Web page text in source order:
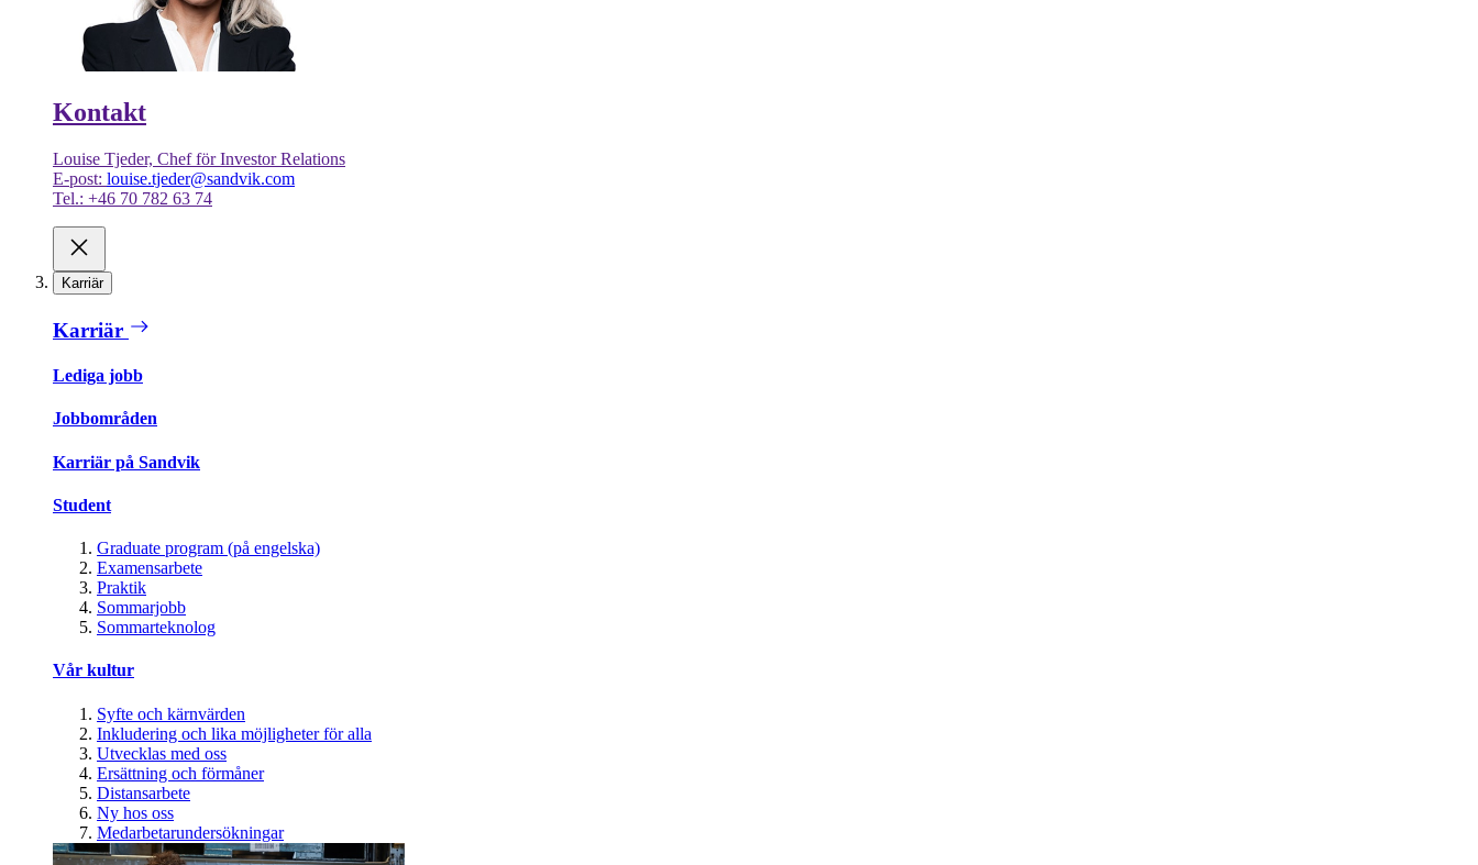
Kontakt
Louise Tjeder, Chef för Investor Relations
E-post: louise.tjeder@sandvik.com
Tel.: +46 70 782 63 74
Karriär
Karriär
Lediga jobb
Jobbområden
Karriär på Sandvik
Student
Graduate program (på engelska)
Examensarbete
Praktik
Sommarjobb
Sommarteknolog
Vår kultur
Syfte och kärnvärden
Inkludering och lika möjligheter för alla
Utvecklas med oss
Ersättning och förmåner
Distansarbete
Ny hos oss
Medarbetarundersökningar